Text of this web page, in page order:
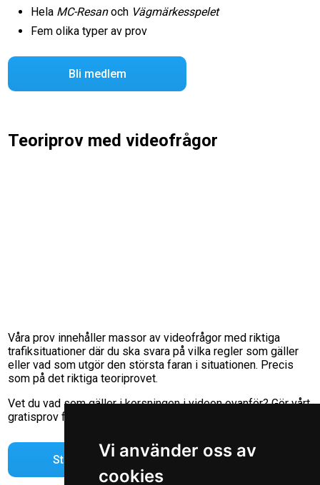
Vi använder oss av
cookies
Hela MC-Resanoch Vägmärkesspelet
Fem olika typer av prov
Bli medlem
Teoriprov med videofrågor
Våra prov innehåller massor av videofrågor med riktiga
trafiksituationer där du ska svara på vilka regler som gäller
eller vad som utgör den största faran i situationen. Precis
som på det riktiga teoriprovet.
Vet du vad som gäller i korsningen i videon ovanför? Gör vårt
gratisprov för att svara på frågan!
Starta gratisprov